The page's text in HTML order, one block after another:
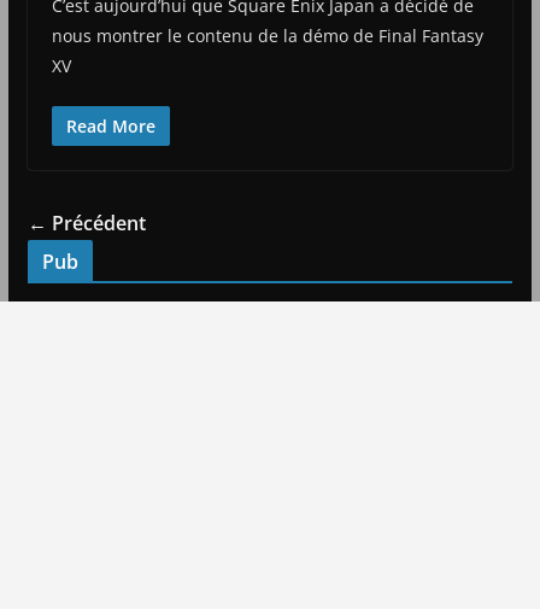
C’est aujourd’hui que Square Enix Japan a décidé de
nous montrer le contenu de la démo de Final Fantasy
XV
Read More
← Précédent
Pub